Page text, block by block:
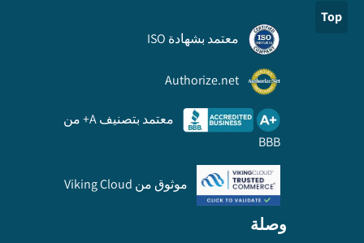
Top
معتمد بشهادة ISO
Authorize.net
معتمد بتصنيف A+ من
BBB
موثوق من Viking Cloud
وصلة